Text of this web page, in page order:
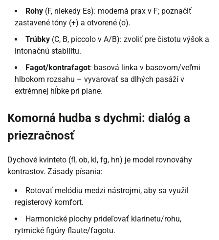
Rohy (F, niekedy Es): moderná prax v F; poznačiť
zastavené tóny (+) a otvorené (o).
Trúbky (C, B, piccolo v A/B): zvoliť pre čistotu výšok a
intonačnú stabilitu.
Fagot/kontrafagot: basová linka v basovom/veľmi
hlbokom rozsahu – vyvarovať sa dlhých pasáží v
extrémnej hĺbke pri piane.
Komorná hudba s dychmi: dialóg a
priezračnosť
Dychové kvinteto (fl, ob, kl, fg, hn) je model rovnováhy
kontrastov. Zásady písania:
Rotovať melódiu medzi nástrojmi, aby sa využil
registerový komfort.
Harmonické plochy prideľovať klarinetu/rohu,
rytmické figúry flaute/fagotu.